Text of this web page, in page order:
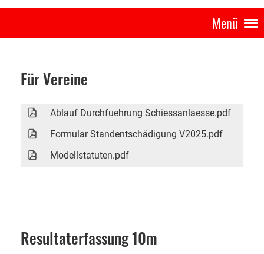
Menü
Für Vereine
Ablauf Durchfuehrung Schiessanlaesse.pdf
Formular Standentschädigung V2025.pdf
Modellstatuten.pdf
Resultaterfassung 10m